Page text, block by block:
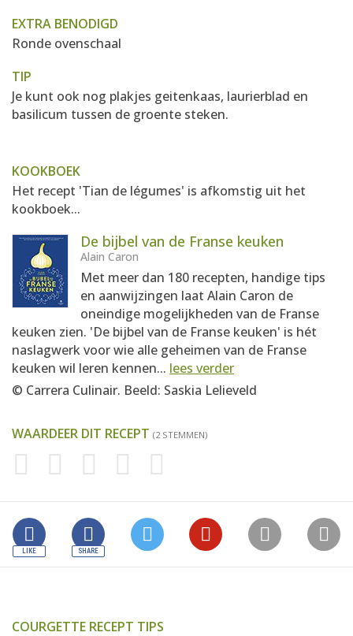
EXTRA BENODIGD
Ronde ovenschaal
TIP
Je kunt ook nog plakjes geitenkaas, laurierblad en
basilicum tussen de groente steken.
KOOKBOEK
Het recept 'Tian de légumes' is afkomstig uit het
kookboek...
De bijbel van de Franse keuken
Alain Caron
Met meer dan 180 recepten, handige tips
en aanwijzingen laat Alain Caron de
oneindige mogelijkheden van de Franse
keuken zien. 'De bijbel van de Franse keuken' is hét
naslagwerk voor wie alle geheimen van de Franse
keuken wil leren kennen... lees verder
© Carrera Culinair. Beeld: Saskia Lelieveld
WAARDEER DIT RECEPT (2 STEMMEN)
COURGETTE RECEPT TIPS